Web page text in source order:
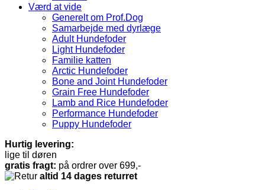
Værd at vide
Generelt om Prof.Dog
Samarbejde med dyrlæge
Adult Hundefoder
Light Hundefoder
Familie katten
Arctic Hundefoder
Bone and Joint Hundefoder
Grain Free Hundefoder
Lamb and Rice Hundefoder
Performance Hundefoder
Puppy Hundefoder
Hurtig levering:
lige til døren
gratis fragt: på ordrer over 699,-
altid 14 dages returret